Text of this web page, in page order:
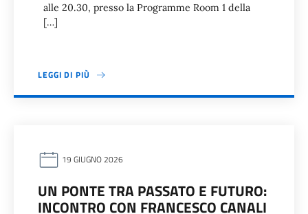
alle 20.30, presso la Programme Room 1 della
[…]
LEGGI DI PIÙ
19 GIUGNO 2026
UN PONTE TRA PASSATO E FUTURO:
INCONTRO CON FRANCESCO CANALI